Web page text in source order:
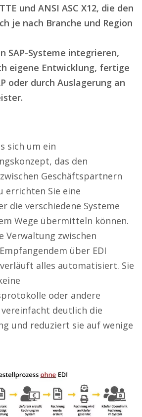
und ANSI ASC X12, die den
je nach Branche und Region
SAP-Systeme integrieren,
eigene Entwicklung, fertige
oder durch Auslagerung an
sich um ein
das den
Geschäftspartnern
errichten Sie eine
die verschiedene Systeme
Wege übermitteln können.
Verwaltung zwischen
über EDI
alles automatisiert. Sie
oder andere
deutlich die
und reduziert sie auf wenige